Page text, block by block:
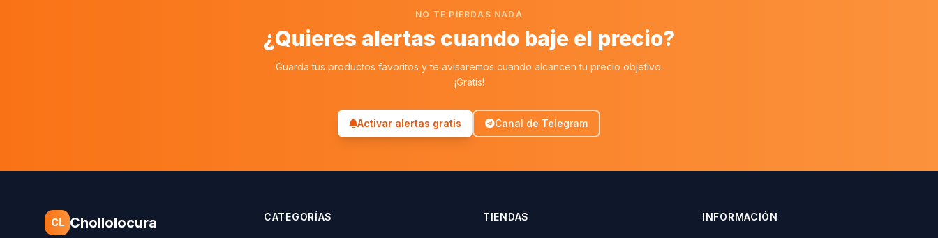
NO TE PIERDAS NADA
¿Quieres alertas cuando baje el precio?
Guarda tus productos favoritos y te avisaremos cuando alcancen tu precio objetivo.
¡Gratis!
Activar alertas gratis Canal de Telegram
CL Chollolocura CATEGORÍAS TIENDAS INFORMACIÓN